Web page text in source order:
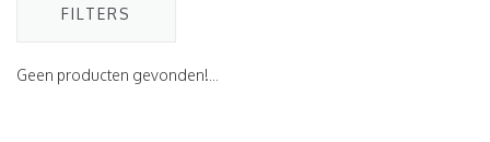
FILTERS
Geen producten gevonden!...